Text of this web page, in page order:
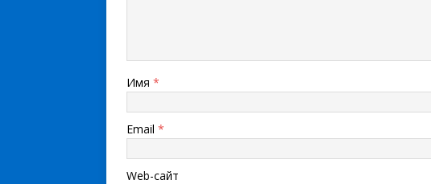
Имя *
Email *
Web-сайт